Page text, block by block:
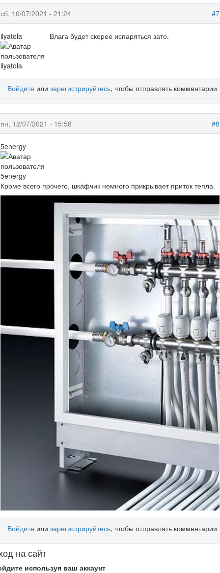
#7
сб, 10/07/2021 - 21:24
ilyatola Влага будет скорее испаряться зато.
Войдите или зарегистрируйтесь, чтобы отправлять комментарии
#8
пн, 12/07/2021 - 15:58
5energy
Кроме всего прочего, шкафчик немного прикрывает приток тепла.
Войдите или зарегистрируйтесь, чтобы отправлять комментарии
на сайт
используя ваш аккаунт